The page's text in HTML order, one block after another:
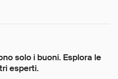
solo i buoni. Esplora le
esperti.